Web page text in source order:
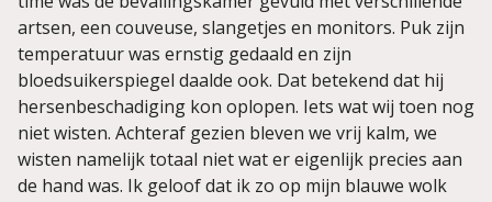
artsen, een couveuse, slangetjes en monitors. Puk zijn
temperatuur was ernstig gedaald en zijn
bloedsuikerspiegel daalde ook. Dat betekend dat hij
hersenbeschadiging kon oplopen. Iets wat wij toen nog
niet wisten. Achteraf gezien bleven we vrij kalm, we
wisten namelijk totaal niet wat er eigenlijk precies aan
de hand was. Ik geloof dat ik zo op mijn blauwe wolk